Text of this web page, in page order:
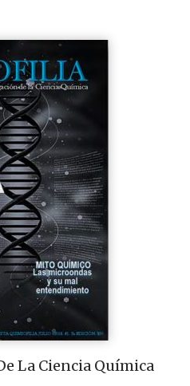
La Ciencia Química